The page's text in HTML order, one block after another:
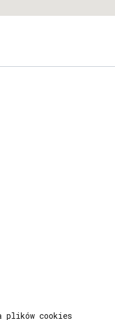
plików cookies